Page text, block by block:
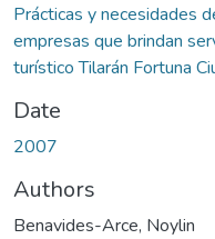
Prácticas y necesidades
empresas que brindan
turístico Tilarán Fortuna
Date
2007
Authors
Benavides-Arce, Noylin